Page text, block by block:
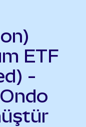
ETF
-